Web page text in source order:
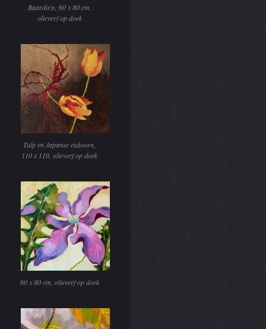
Baardiris, 60 x 80 cm,
olieverf op doek
Tulp en Japanse esdoorn,
110 x 110, olieverf op doek
60 x 80 cm, olieverf op doek